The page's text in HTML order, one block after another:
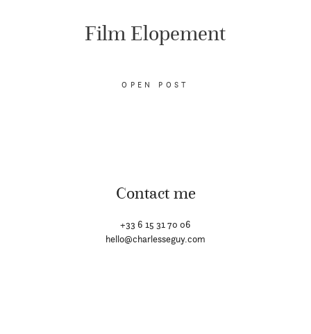
Film Elopement
OPEN POST
Contact me
+33 6 15 31 70 06
hello@charlesseguy.com